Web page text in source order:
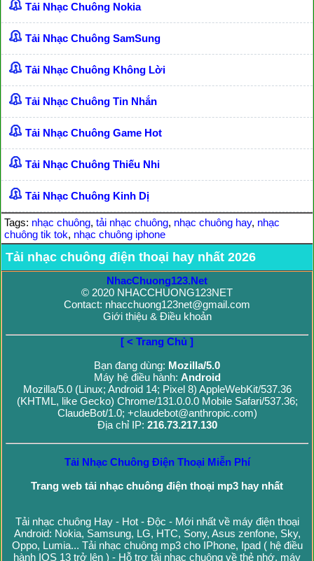
Tải Nhạc Chuông Nokia
Tải Nhạc Chuông SamSung
Tải Nhạc Chuông Không Lời
Tải Nhạc Chuông Tin Nhắn
Tải Nhạc Chuông Game Hot
Tải Nhạc Chuông Thiếu Nhi
Tải Nhạc Chuông Kinh Dị
Tags: nhạc chuông, tải nhạc chuông, nhạc chuông hay, nhạc
chuông tik tok, nhạc chuông iphone
Tải nhạc chuông điện thoại hay nhất 2026
NhacChuong123.Net
© 2020 NHACCHUONG123NET
Contact: nhacchuong123net@gmail.com
Giới thiệu & Điều khoản
[ < Trang Chủ ]
Bạn đang dùng: Mozilla/5.0
Máy hệ điều hành: Android
Mozilla/5.0 (Linux; Android 14; Pixel 8) AppleWebKit/537.36
(KHTML, like Gecko) Chrome/131.0.0.0 Mobile Safari/537.36;
ClaudeBot/1.0; +claudebot@anthropic.com)
Địa chỉ IP: 216.73.217.130
Tải Nhạc Chuông Điện Thoại Miễn Phí
Trang web tải nhạc chuông điện thoại mp3 hay nhất
Tải nhạc chuông Hay - Hot - Độc - Mới nhất về máy điện thoại
Android: Nokia, Samsung, LG, HTC, Sony, Asus zenfone, Sky,
Oppo, Lumia... Tải nhạc chuông mp3 cho IPhone, Ipad ( hệ điều
hành IOS 13 trở lên ) - Hỗ trợ tải nhạc chuông về thẻ nhớ, máy